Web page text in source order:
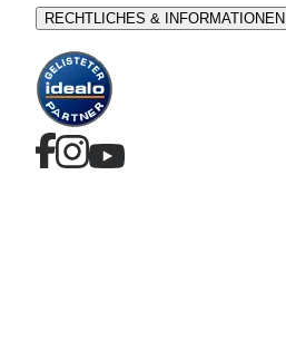
RECHTLICHES & INFORMATIONEN